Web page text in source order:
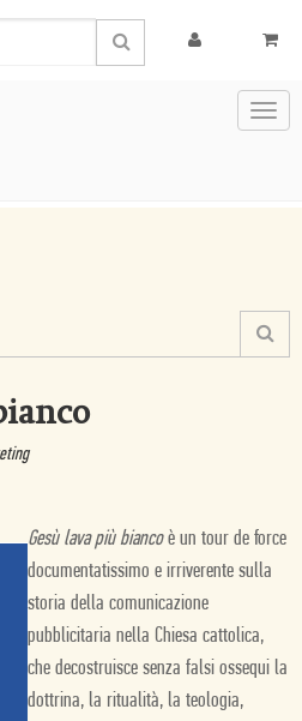
Gesù lava più biancoè un tour de force
documentatissimo e irriverente sulla
storia della comunicazione
pubblicitaria nella Chiesa cattolica,
che decostruisce senza falsi ossequi la
dottrina, la ritualità, la teologia,